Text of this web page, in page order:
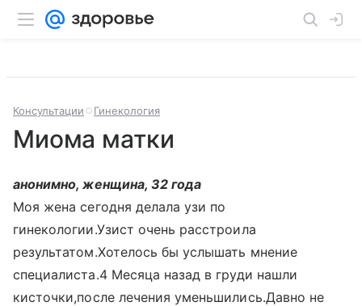
Консультации Гинекология
Миома матки
анонимно, женщина, 32 года
Моя жена сегодня делала узи по
гинекологии.Узист очень расстроила
результатом.Хотелось бы услышать мнение
специалиста.4 Месяца назад в груди нашли
кисточки,после лечения уменьшились.Давно не